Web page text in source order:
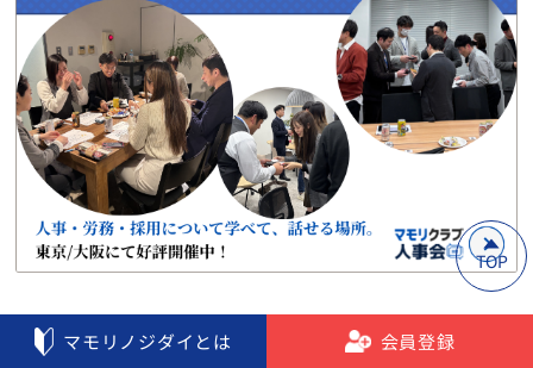
マモリノジダイとは 会員登録
TOP